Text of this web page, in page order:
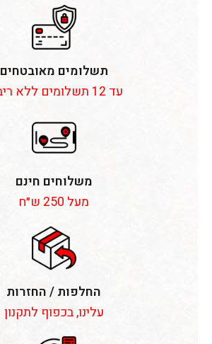
תשלומים מאובטחים
עד 12 תשלומים ללא ריבית
משלוחים חינם
מעל 250 ש״ח
החלפות / החזרות
עלינו, בכפוף לתקנון